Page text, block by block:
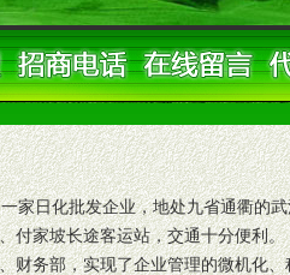
日化批发企业，地处九省通衢的武
付家坡长途客运站，交通十分便利
财务部，实现了企业管理的微机化